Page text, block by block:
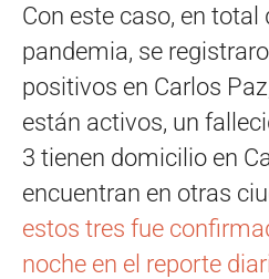
Con este caso, en total
pandemia, se
positivos en Carlos
están activos, un
3 tienen domicilio en
encuentran en otras
estos tres fue
noche en el reporte